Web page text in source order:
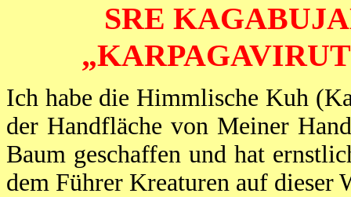
SRE
Ich habe die Himmlische Kuh
der Handfläche von Meiner
Baum geschaffen und hat
dem Führer Kreaturen auf dieser